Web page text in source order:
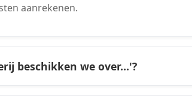
aanrekenen.
beschikken we over...'?